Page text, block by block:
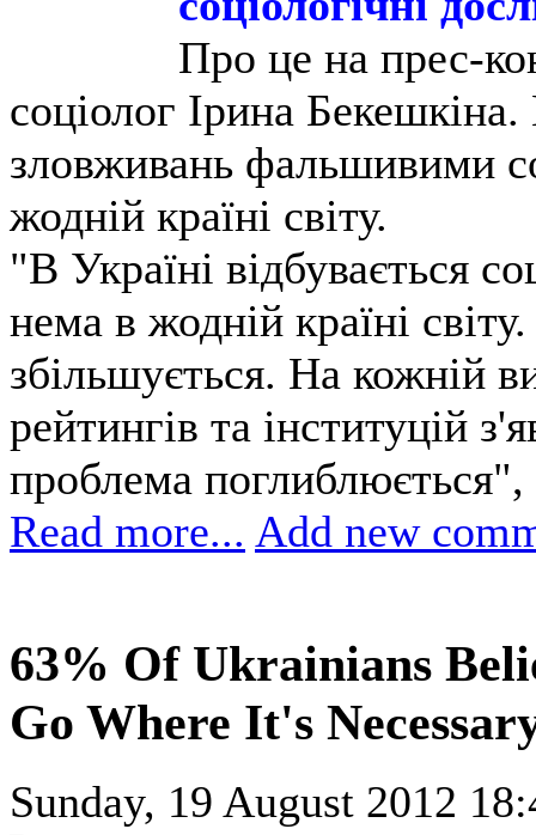
Про це на прес-
соціолог Ірина
зловживань фальшивими
жодній країні світу.
"В Україні відбувається
нема в жодній країні
збільшується. На кожній
рейтингів та інституцій
проблема
Read more... Add new
63% Of Ukrainians
Go Where It's
Sunday, 19 August 2012